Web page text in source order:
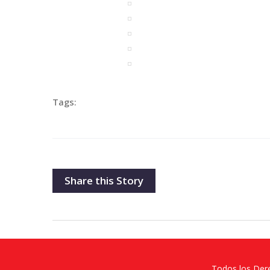
Tags:
Share this Story